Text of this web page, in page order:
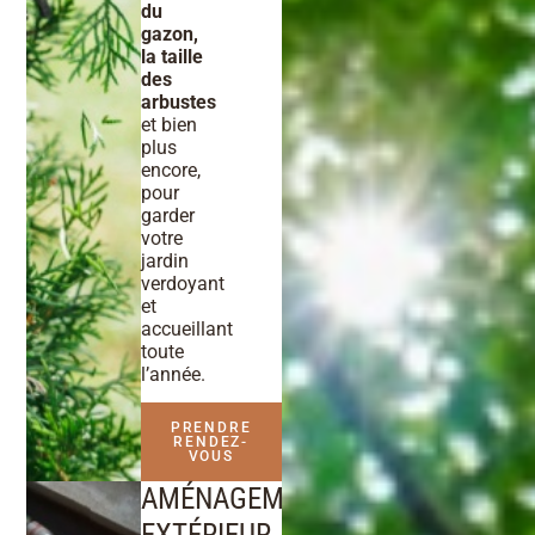
du
gazon,
la taille
des
arbustes
et bien
plus
encore,
pour
garder
votre
jardin
verdoyant
et
accueillant
toute
l’année.
PRENDRE
RENDEZ-
VOUS
AMÉNAGEMENT